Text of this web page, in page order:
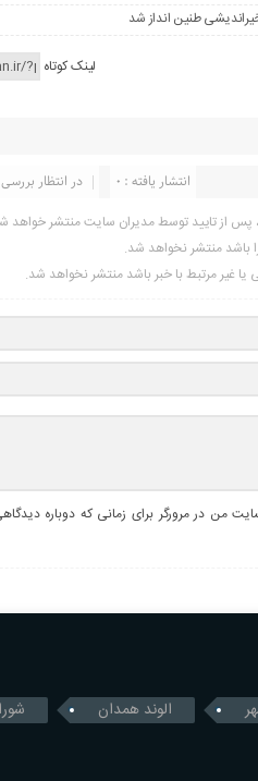
طنین انداز شد
لینک کوتاه
در انتظار بررسی : انتشار یافته : 0
پس از تایید توسط مدیران سایت منتشر خواهد
باشد منتشر نخواهد شد.
یا غیر مرتبط با خبر باشد منتشر نخواهد شد.
من در مرورگر برای زمانی که دوباره
الوند همدان